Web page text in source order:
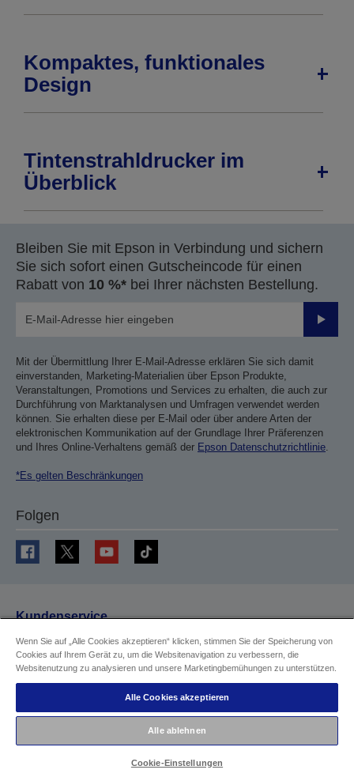
Kompaktes, funktionales
Design
Tintenstrahldrucker im
Überblick
Bleiben Sie mit Epson in Verbindung und sichern
Sie sich sofort einen Gutscheincode für einen
Rabatt von 10 %* bei Ihrer nächsten Bestellung.
Mit der Übermittlung Ihrer E-Mail-Adresse erklären Sie sich damit
einverstanden, Marketing-Materialien über Epson Produkte,
Veranstaltungen, Promotions und Services zu erhalten, die auch zur
Durchführung von Marktanalysen und Umfragen verwendet werden
können. Sie erhalten diese per E-Mail oder über andere Arten der
elektronischen Kommunikation auf der Grundlage Ihrer Präferenzen
und Ihres Online-Verhaltens gemäß der Epson Datenschutzrichtlinie.
*Es gelten Beschränkungen
Folgen
Kundenservice
Neueste Angebote
Sparen mit Epson
Rücksendung
CoverPlus- Registrierung
Wenn Sie auf „Alle Cookies akzeptieren“ klicken, stimmen Sie der Speicherung von
Cookies auf Ihrem Gerät zu, um die Websitenavigation zu verbessern, die
Websitenutzung zu analysieren und unsere Marketingbemühungen zu unterstützen.
Alle Cookies akzeptieren
Alle ablehnen
Cookie-Einstellungen